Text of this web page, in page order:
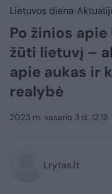
Lietuvos diena
Po žinios
žūti lietuvį –
apie aukas ir
realybė
2023 m. vasario 3 d. 12:13
Lrytas.lt